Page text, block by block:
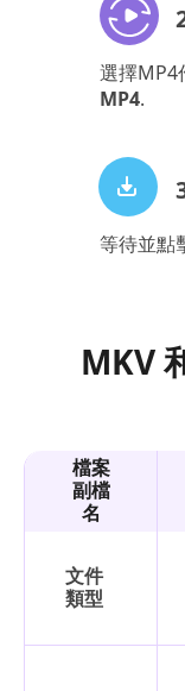
選擇MP4
MP4.
等待並點
MKV
檔案
副檔
名
文件
類型